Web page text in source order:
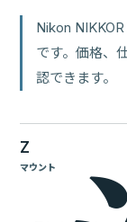
Nikon
です。価格、
認できます。
Z
マウント